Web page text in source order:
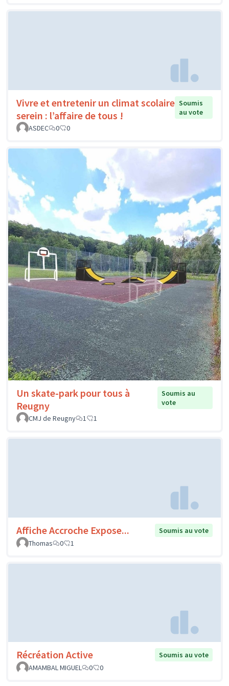
Vivre et entretenir un climat scolaire
serein : l’affaire de tous !
Soumis
au vote
ASDEC
0 0
Un skate-park pour tous à
Reugny
Soumis au
vote
CMJ de Reugny
1 1
Affiche Accroche Expose...
Soumis au vote
Thomas
0 1
Récréation Active
Soumis au vote
AMAMBAL MIGUEL
0 0